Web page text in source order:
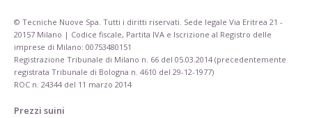
© Tecniche Nuove Spa. Tutti i diritti riservati. Sede legale Via Eritrea 21 -
20157 Milano | Codice fiscale, Partita IVA e Iscrizione al Registro delle
imprese di Milano: 00753480151
Registrazione Tribunale di Milano n. 66 del 05.03.2014 (precedentemente
registrata Tribunale di Bologna n. 4610 del 29-12-1977)
ROC n. 24344 del 11 marzo 2014
Prezzi suini